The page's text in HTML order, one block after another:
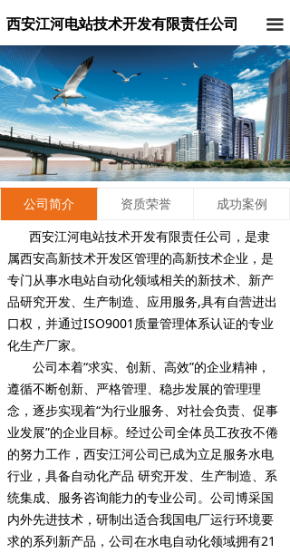
西安江河电站技术开发有限责任公司 끀
公司简介 资质荣誉
成功案例
西安江河电站技术开发有限责任公司，是隶
属西安高新技术开发区管理的高新技术企业，是
专门从事水电站自动化领域相关的新技术、新产
品研究开发、生产制造、应用服务,具有自营进出
口权，并通过ISO9001质量管理体系认证的专业
化生产厂家。
公司本着“求实、创新、高效”的企业精神，
遵循不断创新、严格管理、稳步发展的管理理
念，逐步实现着“为行业服务、对社会负责、促事
业发展”的企业目标。经过公司全体员工孜孜不倦
的努力工作，西安江河公司已成为立足服务水电
行业，具备自动化产品 研究开发、生产制造、系
统集成、服务咨询能力的专业公司。公司博采国
内外先进技术，研制出适合我国电厂运行环境要
求的系列新产品，公司在水电自动化领域拥有21